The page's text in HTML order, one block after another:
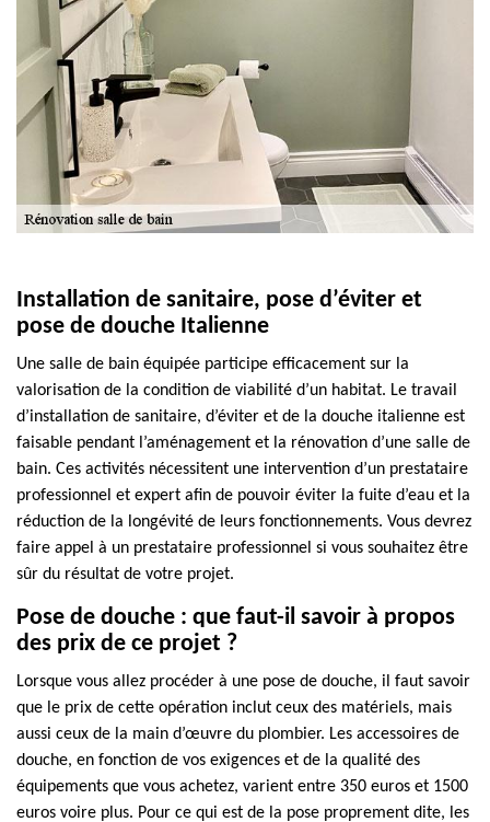
Installation de sanitaire, pose d’éviter et
pose de douche Italienne
Une salle de bain équipée participe efficacement sur la
valorisation de la condition de viabilité d’un habitat. Le travail
d’installation de sanitaire, d’éviter et de la douche italienne est
faisable pendant l’aménagement et la rénovation d’une salle de
bain. Ces activités nécessitent une intervention d’un prestataire
professionnel et expert afin de pouvoir éviter la fuite d’eau et la
réduction de la longévité de leurs fonctionnements. Vous devrez
faire appel à un prestataire professionnel si vous souhaitez être
sûr du résultat de votre projet.
Pose de douche : que faut-il savoir à propos
des prix de ce projet ?
Lorsque vous allez procéder à une pose de douche, il faut savoir
que le prix de cette opération inclut ceux des matériels, mais
aussi ceux de la main d’œuvre du plombier. Les accessoires de
douche, en fonction de vos exigences et de la qualité des
équipements que vous achetez, varient entre 350 euros et 1500
euros voire plus. Pour ce qui est de la pose proprement dite, les